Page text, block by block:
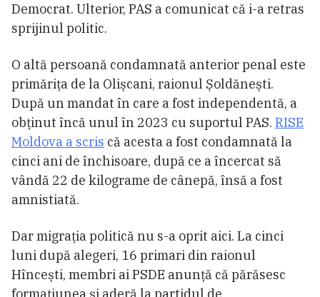
Democrat. Ulterior, PAS a comunicat că i-a retras
sprijinul politic.
O altă persoană condamnată anterior penal este
primărița de la Olișcani, raionul Șoldănești.
După un mandat în care a fost independentă, a
obținut încă unul în 2023 cu suportul PAS. RISE
Moldova a scris că acesta a fost condamnată la
cinci ani de închisoare, după ce a încercat să
vândă 22 de kilograme de cânepă, însă a fost
amnistiată.
Dar migrația politică nu s-a oprit aici. La cinci
luni după alegeri, 16 primari din raionul
Hîncești, membri ai PSDE anunță că părăsesc